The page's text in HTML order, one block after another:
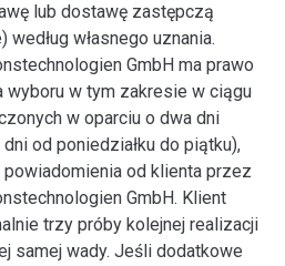
lub dostawę zastępczą
własnego uznania.
GmbH ma prawo
wyboru w tym zakresie w ciągu
w oparciu o dwa dni
od poniedziałku do piątku),
od klienta przez
GmbH. Klient
trzy próby kolejnej realizacji
samej wady. Jeśli dodatkowe